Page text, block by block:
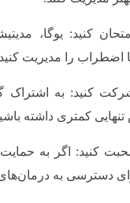
کنید: یوگا،
اضطراب را مدیریت
کنید: به اشتراک
کمتری داشته
کنید: اگر به حمایت
دسترسی به